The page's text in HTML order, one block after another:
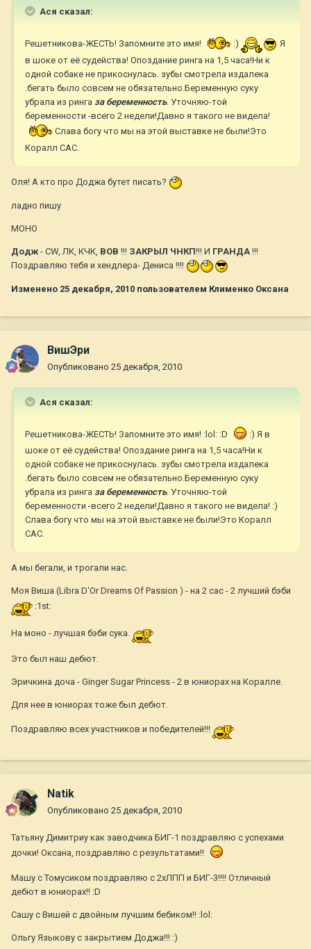
Ася сказал:
Решетникова-ЖЕСТЬ! Запомните это имя! :)
Я
в шоке от её судейства! Опоздание ринга на 1,5 часа!Ни к
одной собаке не прикоснулась. зубы смотрела издалека
.бегать было совсем не обязательно.Беременную суку
убрала из ринга за беременность. Уточняю-той
беременности -всего 2 недели!Давно я такого не видела!
Слава богу что мы на этой выставке не были!Это
Коралл САС.
Оля! А кто про Доджа бутет писать?
ладно пишу
МОНО
Додж - CW, ЛК, КЧК, ВОВ !!! ЗАКРЫЛ ЧНКП!!! И ГРАНДА !!!
Поздравляю тебя и хендлера- Дениса !!!!
Изменено 25 декабря, 2010 пользователем Клименко Оксана
ВишЭри
Опубликовано 25 декабря, 2010
Ася сказал:
Решетникова-ЖЕСТЬ! Запомните это имя! :lol: :D
:) Я в
шоке от её судейства! Опоздание ринга на 1,5 часа!Ни к
одной собаке не прикоснулась. зубы смотрела издалека
.бегать было совсем не обязательно.Беременную суку
убрала из ринга за беременность. Уточняю-той
беременности -всего 2 недели!Давно я такого не видела! :)
Слава богу что мы на этой выставке не были!Это Коралл
САС.
А мы бегали, и трогали нас.
Моя Виша (Libra D'Or Dreams Of Passion ) - на 2 сас - 2 лучший бэби
:1st:
На моно - лучшая бэби сука.
Это был наш дебют.
Эричкина доча - Ginger Sugar Princess - 2 в юниорах на Коралле.
Для нее в юниорах тоже был дебют.
Поздравляю всех участников и победителей!!!
Natik
Опубликовано 25 декабря, 2010
Татьяну Димитриу как заводчика БИГ-1 поздравляю с успехами
дочки! Оксана, поздравляю с результатами!!
Машу с Томусиком поздравляю с 2хЛПП и БИГ-3!!!! Отличный
дебют в юниорах!! :D
Сашу с Вишей с двойным лучшим бебиком!! :lol:
Ольгу Языкову с закрытием Доджа!!! :)